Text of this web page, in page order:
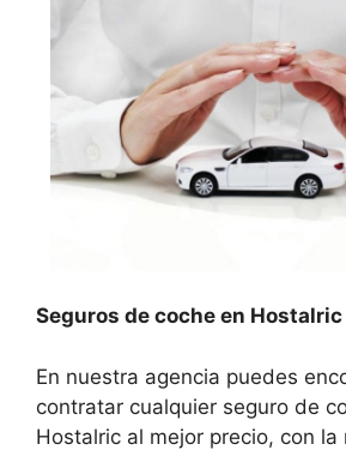
Seguros de coche en Hostalric
En nuestra agencia puedes
contratar cualquier seguro de
Hostalric al mejor precio, con la